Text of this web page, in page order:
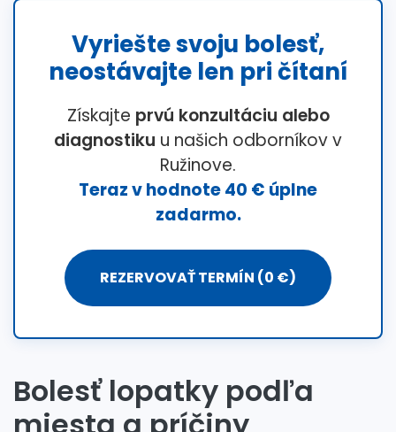
Vyriešte svoju bolesť,
neostávajte len pri čítaní
Získajte prvú konzultáciu alebo
diagnostiku u našich odborníkov v
Ružinove.
Teraz v hodnote 40 € úplne
zadarmo.
REZERVOVAŤ TERMÍN (0 €)
Bolesť lopatky podľa
miesta a príčiny